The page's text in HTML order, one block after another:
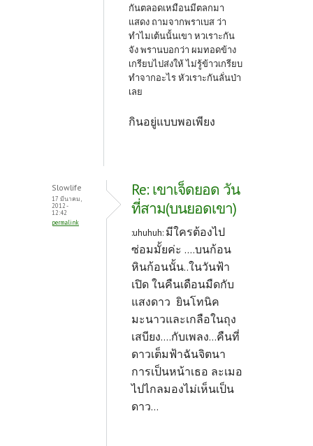
กันตลอดเหมือนมีตลกมา
แสดง ถามจากพราเบส ว่า
ทำไมเต้นนั้นเขา หวเราะกัน
จัง พรานบอกว่า ผมทอดข้าง
เกรียบไปส่งให้ ไม่รู้ข้าวเกรียบ
ทำจากอะไร หัวเราะกันลั่นป่า
เลย
กินอยู่แบบพอเพียง
Slowlife
17 มีนาคม,
2012 -
12:42
permalink
Re: เขาเจ็ดยอด วัน
ที่สาม(บนยอดเขา)
:uhuhuh: มีใครต้องไป
ซ่อมมั้ยค่ะ ....บนก้อน
หินก้อนนั้น..ในวันฟ้า
เปิด ในคืนเดือนมืดกับ
แสงดาว ยินโทนิค
มะนาวและเกลือในถุง
เสบียง....กับเพลง...คืนที่
ดาวเต็มฟ้าฉันจิตนา
การเป็นหน้าเธอ ละเมอ
ไปไกลมองไม่เห็นเป็น
ดาว...